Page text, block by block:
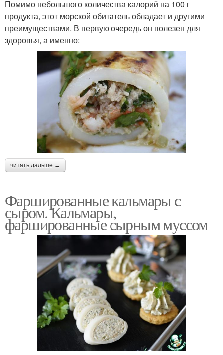
Помимо небольшого количества калорий на 100 г
продукта, этот морской обитатель обладает и другими
преимуществами. В первую очередь он полезен для
здоровья, а именно:
читать дальше →
Фаршированные кальмары с
сыром. Кальмары,
фаршированные сырным муссом